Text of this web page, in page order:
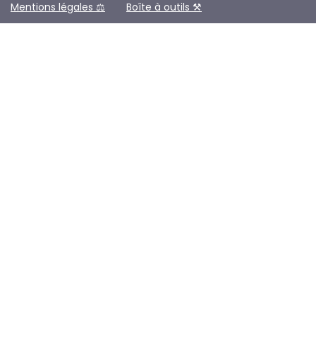
Mentions légales ⚖️ Boîte à outils ⚒️